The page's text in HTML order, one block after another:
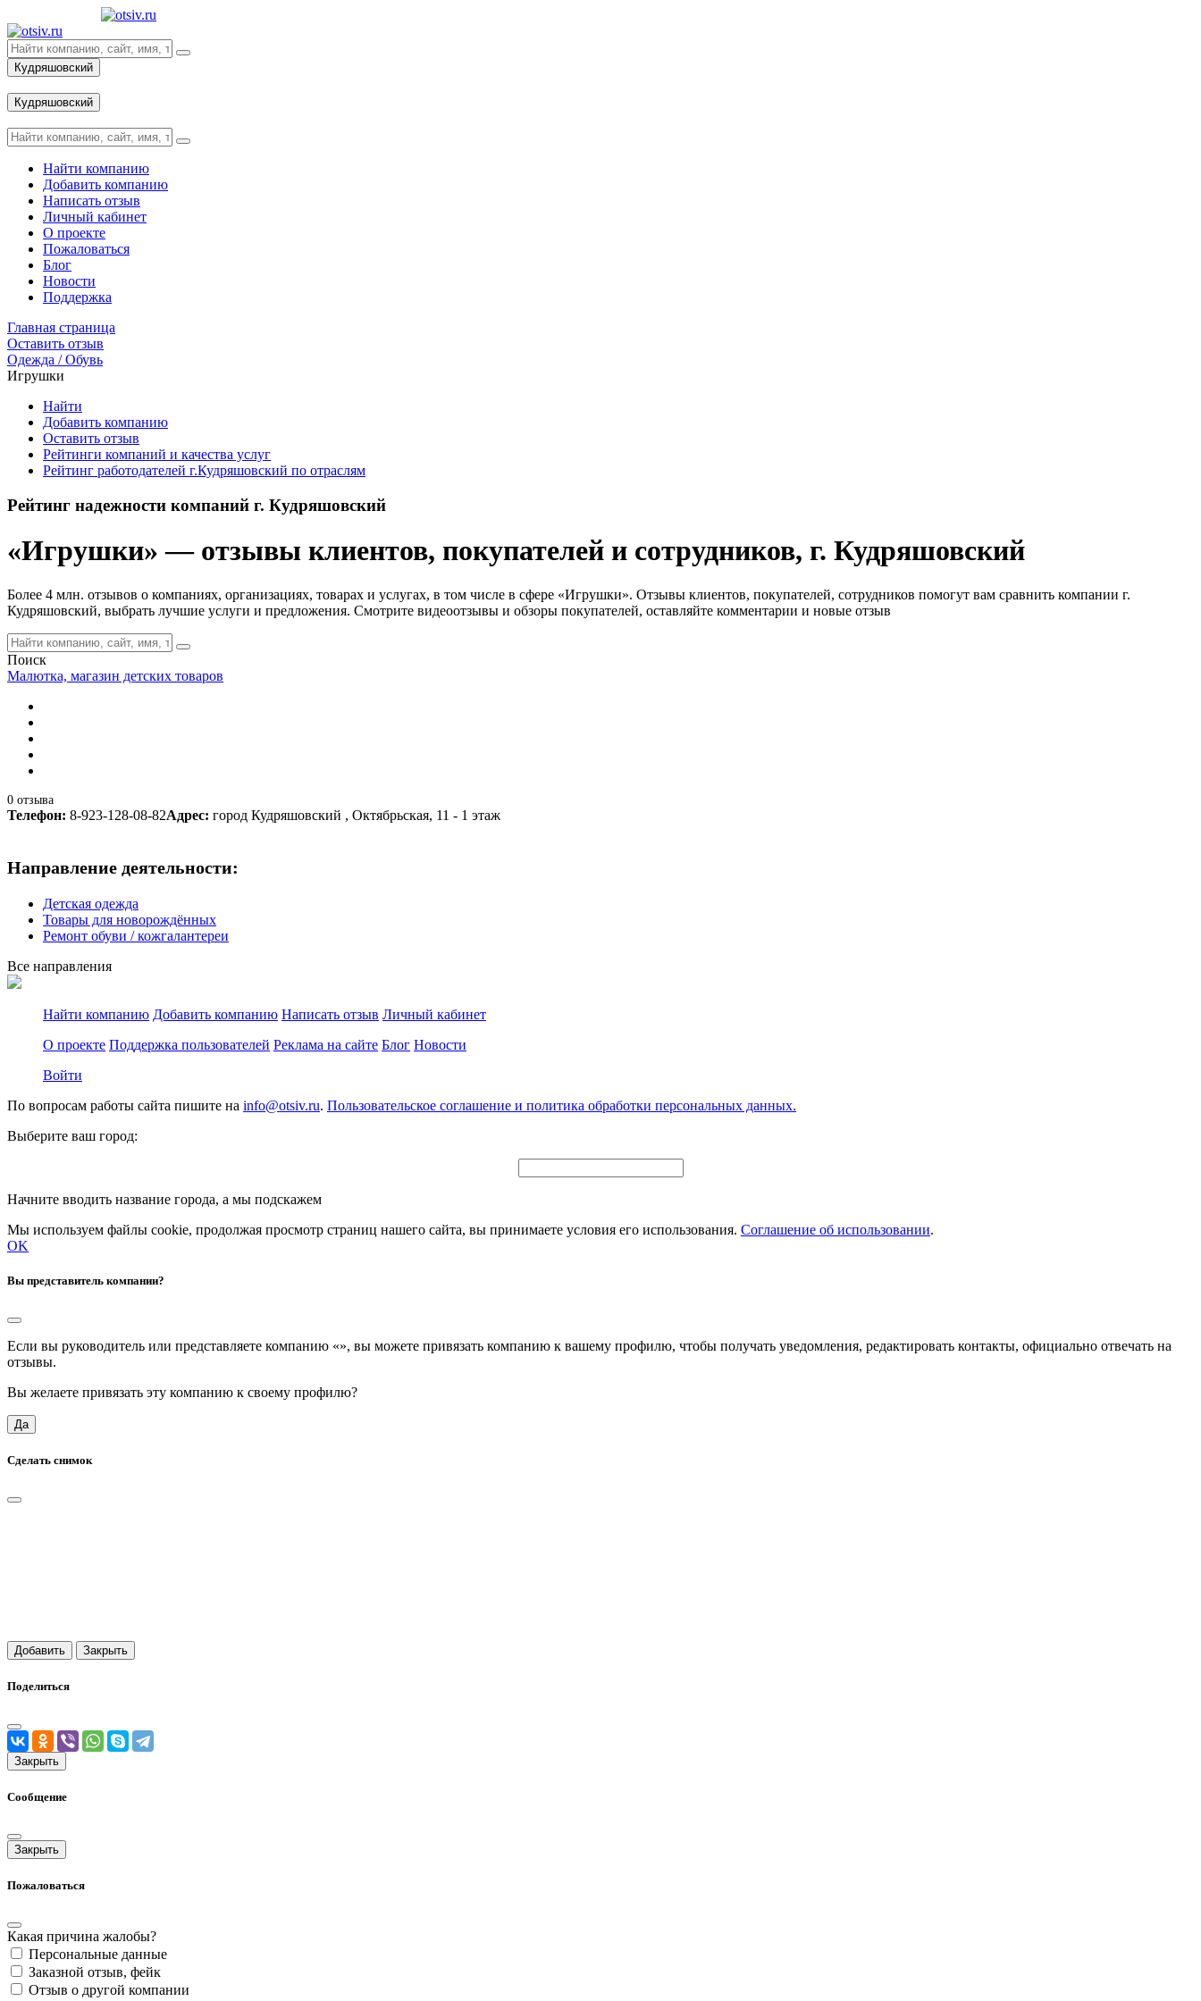
Кудряшовский
Кудряшовский
Найти компанию
Добавить компанию
Написать отзыв
Личный кабинет
О проекте
Пожаловаться
Блог
Новости
Поддержка
Главная страница
Оставить отзыв
Одежда / Обувь
Игрушки
Найти
Добавить компанию
Оставить отзыв
Рейтинги компаний и качества услуг
Рейтинг работодателей г.Кудряшовский по отраслям
Рейтинг надежности компаний г. Кудряшовский
«Игрушки» — отзывы клиентов, покупателей и сотрудников, г. Кудряшовский
Более 4 млн. отзывов о компаниях, организациях, товарах и услугах, в том числе в сфере «Игрушки». Отзывы клиентов, покупателей, сотрудников помогут вам сравнить компании г.
Кудряшовский, выбрать лучшие услуги и предложения. Смотрите видеоотзывы и обзоры покупателей, оставляйте комментарии и новые отзыв
Поиск
Малютка, магазин детских товаров
0 отзыва
Телефон: 8-923-128-08-82Адрес: город Кудряшовский , Октябрьская, 11 - 1 этаж
Направление деятельности:
Детская одежда
Товары для новорождённых
Ремонт обуви / кожгалантереи
Все направления
Найти компанию Добавить компанию Написать отзыв Личный кабинет
О проекте Поддержка пользователей Реклама на сайте Блог Новости
Войти
По вопросам работы сайта пишите на info@otsiv.ru. Пользовательское соглашение и политика обработки персональных данных.
Выберите ваш город:
Начните вводить название города, а мы подскажем
Мы используем файлы cookie, продолжая просмотр страниц нашего сайта, вы принимаете условия его использования. Соглашение об использовании.
OK
Вы представитель компании?
Если вы руководитель или представляете компанию «», вы можете привязать компанию к вашему профилю, чтобы получать уведомления, редактировать контакты, официально отвечать на
отзывы.
Вы желаете привязать эту компанию к своему профилю?
Да
Сделать снимок
Добавить Закрыть
Поделиться
Закрыть
Сообщение
Закрыть
Пожаловаться
Какая причина жалобы?
Персональные данные
Заказной отзыв, фейк
Отзыв о другой компании